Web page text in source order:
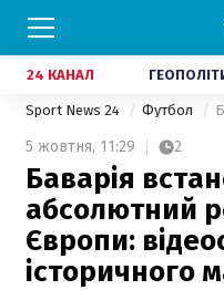
24 КАНАЛ
Sport News 24 Футбол
5 жовтня, 11:29 2
Баварія
абсолютний
Європи:
історичного